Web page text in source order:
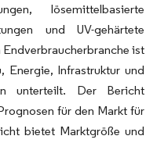
lösemittelbasierte
und UV-gehärtete
ist
Energie, Infrastruktur und
unterteilt. Der Bericht
für den Markt für
bietet Marktgröße und